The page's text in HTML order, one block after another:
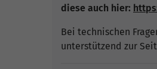
diese auch hier:
Bei technischen
unterstützend zur